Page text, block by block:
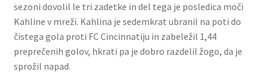
sezoni dovolil le tri zadetke in del tega je posledica moči
Kahline v mreži. Kahlina je sedemkrat ubranil na poti do
čistega gola proti FC Cincinnatiju in zabeležil 1,44
preprečenih golov, hkrati pa je dobro razdelil žogo, da je
sprožil napad.